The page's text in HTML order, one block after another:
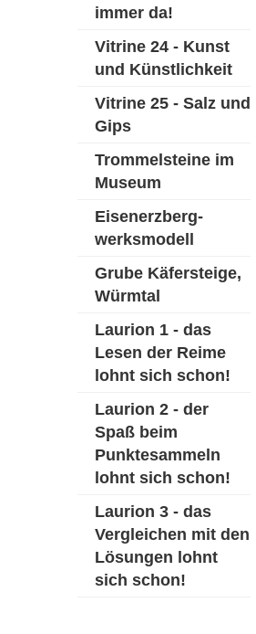
immer da!
Vitrine 24 - Kunst
und Künstlichkeit
Vitrine 25 - Salz und
Gips
Trommelsteine im
Museum
Eisenerzberg-
werksmodell
Grube Käfersteige,
Würmtal
Laurion 1 - das
Lesen der Reime
lohnt sich schon!
Laurion 2 - der
Spaß beim
Punktesammeln
lohnt sich schon!
Laurion 3 - das
Vergleichen mit den
Lösungen lohnt
sich schon!